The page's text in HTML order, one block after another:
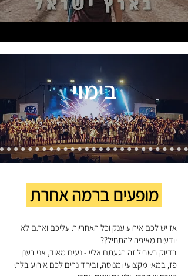
בימוי
מופעים ברמה אחרת
אז יש לכם אירוע ענק וכל האחריות עליכם ואתם לא
יודעים מאיפה להתחיל??
בדיוק בשביל זה הגעתם אליי - נעים מאוד, אני רענן
פז, במאי מקצועי ומנוסה, וביחד נרים לכם אירוע בלתי